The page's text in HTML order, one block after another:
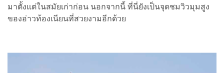
มาตั้งแต่ในสมัยเก่าก่อน นอกจากนี้ ที่นี่ยังเป็นจุดชมวิวมุมสูง
ของอ่าวท้องเนียนที่สวยงามอีกด้วย